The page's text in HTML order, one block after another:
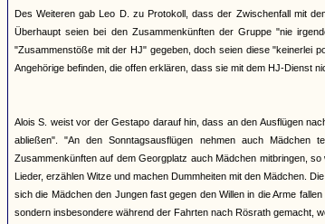
Des Weiteren gab Leo D. zu Protokoll, dass der Zwischenfall mit
Überhaupt seien bei den Zusammenkünften der Gruppe "nie
"Zusammenstöße mit der HJ" gegeben, doch seien diese "keinerlei
Angehörige befinden, die offen erklären, dass sie mit dem HJ-Dienst
Alois S. weist vor der Gestapo darauf hin, dass an den Ausflügen
abließen". "An den Sonntagsausflügen nehmen auch
Zusammenkünften auf dem Georgplatz auch Mädchen mitbringen,
Lieder, erzählen Witze und machen Dummheiten mit den Mädchen.
sich die Mädchen den Jungen fast gegen den Willen in die Arme
sondern insbesondere während der Fahrten nach Rösrath gemacht,